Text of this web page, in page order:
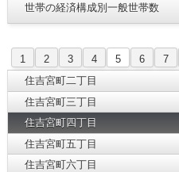
世帯の経済構成別一般世帯数
1 2 3 4 5 6 7
住吉宮町二丁目
住吉宮町三丁目
住吉宮町四丁目
住吉宮町五丁目
住吉宮町六丁目